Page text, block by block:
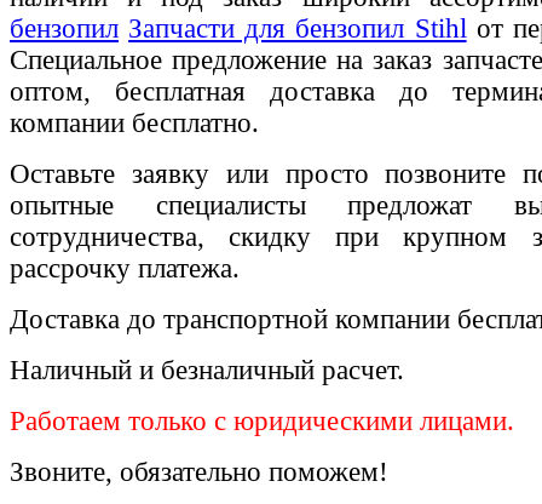
бензопил Запчасти для бензопил Stihlот
Специальное предложение на заказ
оптом, бесплатная доставка до
компании бесплатно.
Оставьте заявку или просто позвоните
опытные специалисты предложат
сотрудничества, скидку при крупном
рассрочку платежа.
Доставка до транспортной компании
Наличный и безналичный расчет.
Работаем только с юридическими лицами.
Звоните, обязательно поможем!